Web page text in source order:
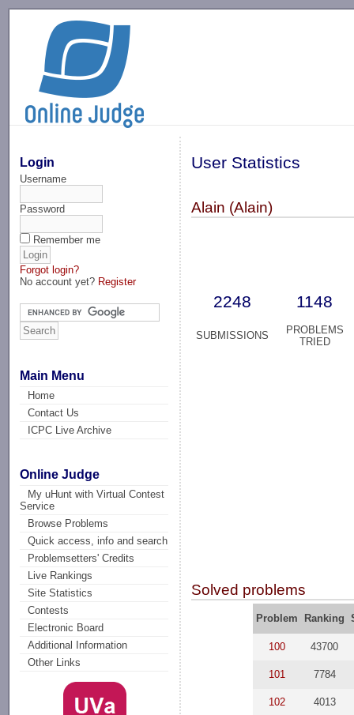
Login
Username
Password
Remember me
Forgot login?
No account yet? Register
Main Menu
Home
Contact Us
ICPC Live Archive
Online Judge
My uHunt with Virtual Contest
Service
Browse Problems
Quick access, info and search
Problemsetters' Credits
Live Rankings
Site Statistics
Contests
Electronic Board
Additional Information
Other Links
User Statistics
Alain (Alain)
2248 1148
SUBMISSIONS
PROBLEMS
TRIED
Solved problems
Problem Ranking
100 43700
101 7784
102 4013